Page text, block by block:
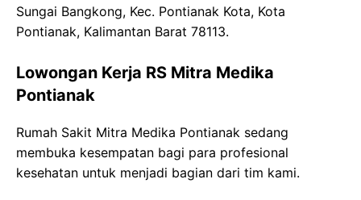
Sungai Bangkong, Kec. Pontianak Kota, Kota
Pontianak, Kalimantan Barat 78113.
Lowongan Kerja RS Mitra Medika
Pontianak
Rumah Sakit Mitra Medika Pontianak sedang
membuka kesempatan bagi para profesional
kesehatan untuk menjadi bagian dari tim kami.